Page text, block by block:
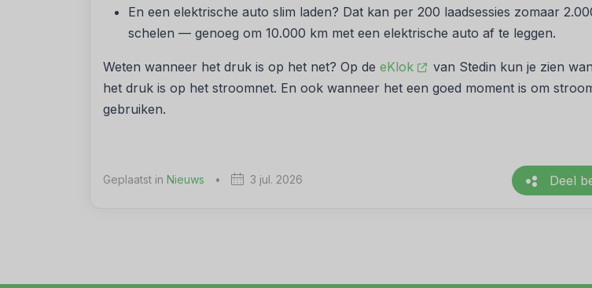
En een elektrische auto slim laden? Dat kan per 200 laadsessies zomaar
schelen — genoeg om 10.000 km met een elektrische auto af te leggen.
Weten wanneer het druk is op het net? Op de eKlok
van Stedin kun je zien
het druk is op het stroomnet. En ook wanneer het een goed moment is om
gebruiken.
Geplaatst in Nieuws • 3 jul. 2026 Deel